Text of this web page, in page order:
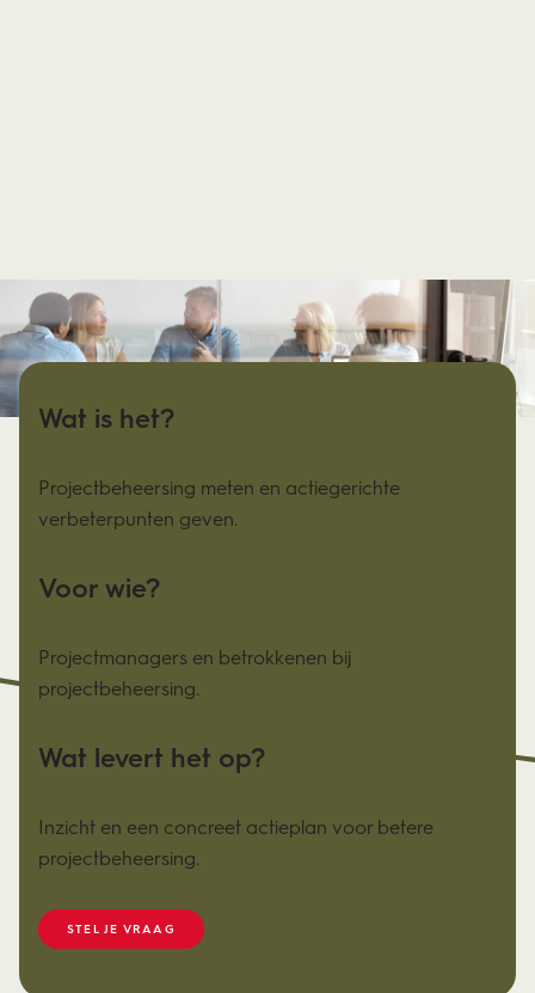
Wat is het?
Projectbeheersing meten en actiegerichte
verbeterpunten geven.
Voor wie?
Projectmanagers en betrokkenen bij
projectbeheersing.
Wat levert het op?
Inzicht en een concreet actieplan voor betere
projectbeheersing.
STEL JE VRAAG